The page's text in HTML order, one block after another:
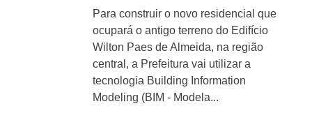
Para construir o novo residencial que
ocupará o antigo terreno do Edifício
Wilton Paes de Almeida, na região
central, a Prefeitura vai utilizar a
tecnologia Building Information
Modeling (BIM - Modela...